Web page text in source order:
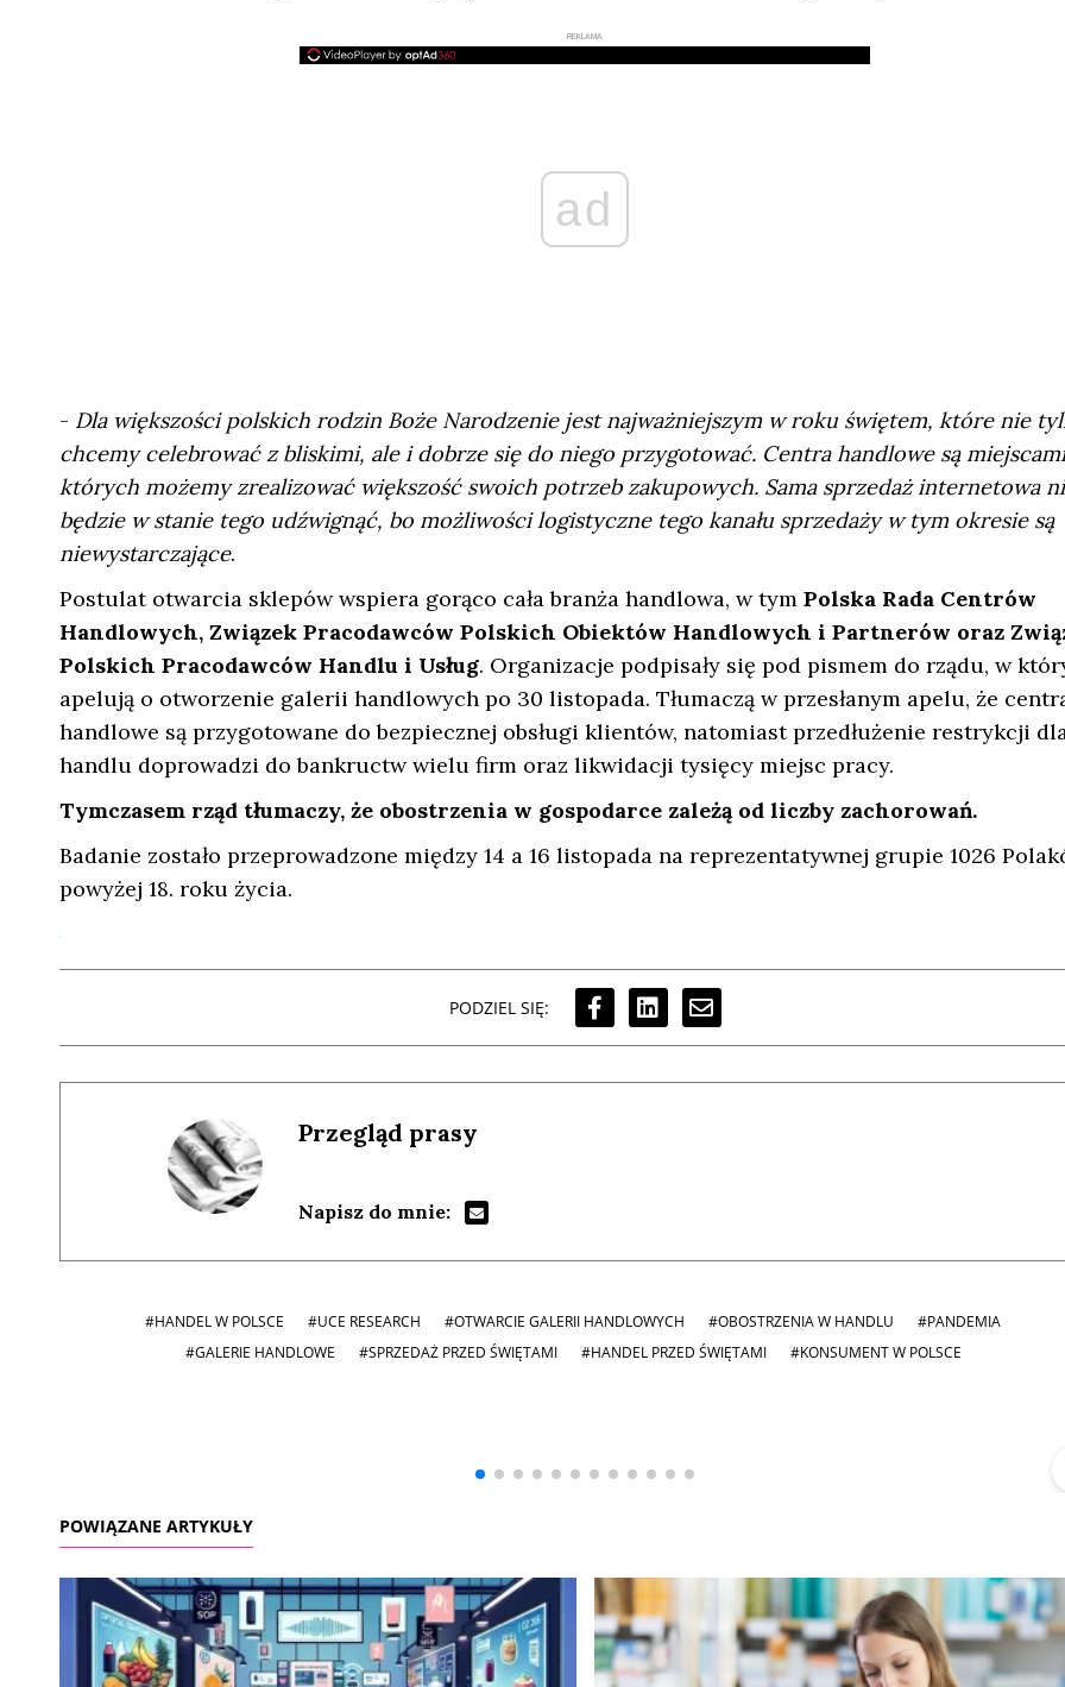
REKLAMA
ad
- Dla większości polskich rodzin Boże Narodzenie jest najważniejszym w roku świętem, które nie
chcemy celebrować z bliskimi, ale i dobrze się do niego przygotować. Centra handlowe są
których możemy zrealizować większość swoich potrzeb zakupowych. Sama sprzedaż internetowa
będzie w stanie tego udźwignąć, bo możliwości logistyczne tego kanału sprzedaży w tym okresie są
niewystarczające.
Postulat otwarcia sklepów wspiera gorąco cała branża handlowa, w tym Polska Rada Centrów
Handlowych, Związek Pracodawców Polskich Obiektów Handlowych i Partnerów oraz
Polskich Pracodawców Handlu i Usług. Organizacje podpisały się pod pismem do rządu, w
apelują o otworzenie galerii handlowych po 30 listopada. Tłumaczą w przesłanym apelu, że
handlowe są przygotowane do bezpiecznej obsługi klientów, natomiast przedłużenie restrykcji
handlu doprowadzi do bankructw wielu firm oraz likwidacji tysięcy miejsc pracy.
Tymczasem rząd tłumaczy, że obostrzenia w gospodarce zależą od liczby zachorowań.
Badanie zostało przeprowadzone między 14 a 16 listopada na reprezentatywnej grupie 1026
powyżej 18. roku życia.
PODZIEL SIĘ:
Przegląd prasy
Napisz do mnie:
#HANDEL W POLSCE #UCE RESEARCH #OTWARCIE GALERII HANDLOWYCH #OBOSTRZENIA W HANDLU
#PANDEMIA
#GALERIE HANDLOWE
#SPRZEDAŻ PRZED ŚWIĘTAMI #HANDEL PRZED ŚWIĘTAMI #KONSUMENT W POLSCE
POWIĄZANE ARTYKUŁY